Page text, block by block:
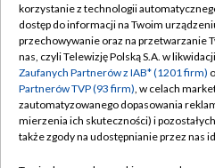
Abonament TVP
Emisja w TVP
Centrum informacji TVP
Naziemna Telewizja Cyfrowa
Polityka
Moje
korzystanie z technologii
dostęp do informacji na Twoim
przechowywanie oraz na przetwarzanie
nas, czyli Telewizję Polską S.A. w
Zaufanych Partnerów z IAB* (1201 firm)
Partnerów TVP (93 firm), w celach
zautomatyzowanego dopasowania
mierzenia ich skuteczności) i
także zgody na udostępnianie przez nas